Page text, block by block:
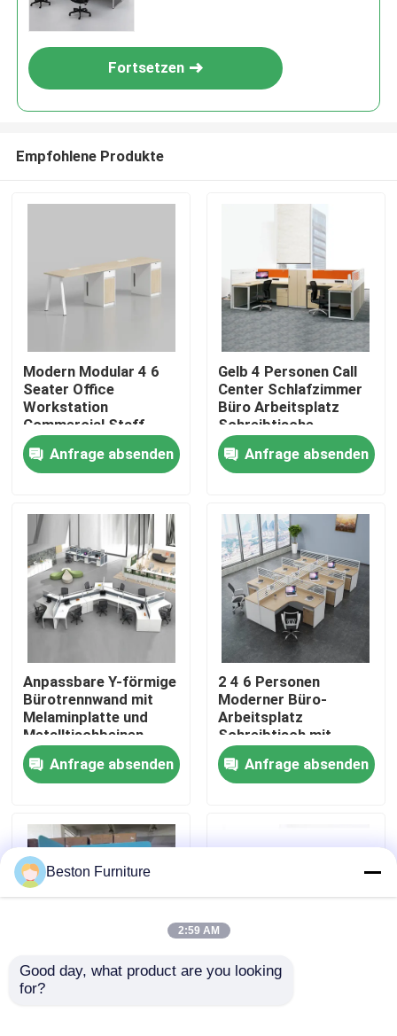
Heim
Produkte
Über uns
Werksbesichtigung
Qualitätskontrolle
Nachrichten
Blog
Fortsetzen
Empfohlene Produkte
Modern Modular 4 6
Seater Office
Workstation
Commercial Staff
Office Desk with
Privacy Screen
Partition
Anfrage absenden
Gelb 4 Personen Call
Center Schlafzimmer
Büro Arbeitsplatz
Schreibtische
Anfrage absenden
Anpassbare Y-förmige
Bürotrennwand mit
Melaminplatte und
Metalltischbeinen
Anfrage absenden
2 4 6 Personen
Moderner Büro-
Arbeitsplatz
Schreibtisch mit
Aluminiumprofil
Stoffmaterial und
30mm dicker Platte
Anfrage absenden
Anpassbare Größe
Beston Furniture
2:59 AM
Good day, what product are you looking
for?